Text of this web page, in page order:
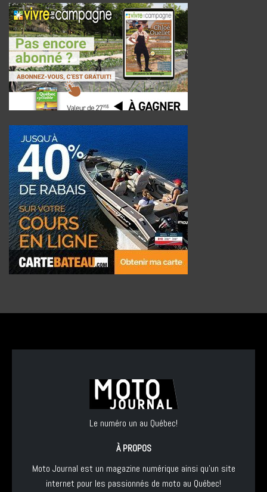
Le numéro un au Québec!
À PROPOS
Moto Journal est un magazine numérique ainsi qu'un site
internet pour les passionnés de moto au Québec!